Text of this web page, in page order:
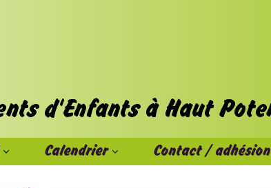
Calendrier Contact / adhésion